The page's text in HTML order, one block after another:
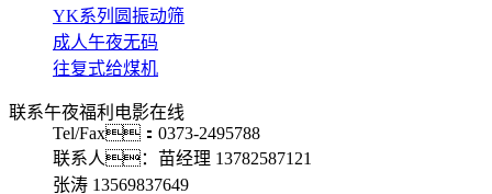
YK系列圆振动筛
成人午夜无码
往复式给煤机
联系午夜福利电影在线
Tel/Fax：0373-2495788
联系人：苗经理 13782587121
张涛 13569837649